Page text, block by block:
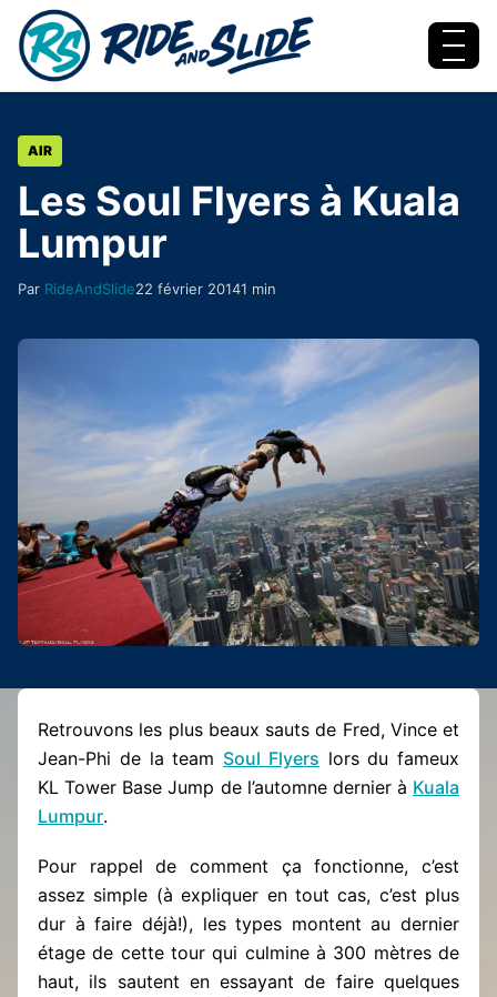
Aller au contenu
Menu
AIR
Les Soul Flyers à Kuala
Lumpur
Par RideAndSlide22 février 20141 min
Retrouvons les plus beaux sauts de Fred, Vince et
Jean-Phi de la team Soul Flyers lors du fameux
KL Tower Base Jump de l’automne dernier à Kuala
Lumpur.
Pour rappel de comment ça fonctionne, c’est
assez simple (à expliquer en tout cas, c’est plus
dur à faire déjà!), les types montent au dernier
étage de cette tour qui culmine à 300 mètres de
haut, ils sautent en essayant de faire quelques